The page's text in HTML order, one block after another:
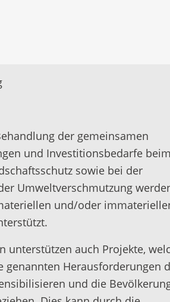
der gemeinsamen
und Investitionsbedarfe
sowie bei der
Umweltverschmutzung
und/oder
unterstützen auch Projekte,
genannten Herausforderungen
und die